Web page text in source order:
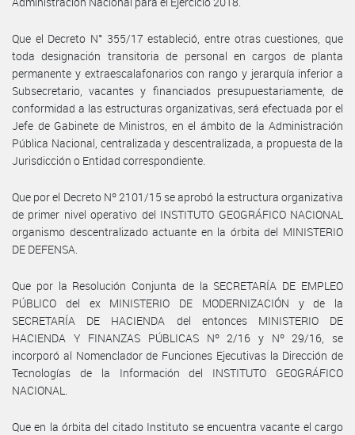
Que el Decreto N° 355/17 estableció, entre otras cuestiones, que
toda designación transitoria de personal en cargos de planta
permanente y extraescalafonarios con rango y jerarquía inferior a
Subsecretario, vacantes y financiados presupuestariamente, de
conformidad a las estructuras organizativas, será efectuada por el
Jefe de Gabinete de Ministros, en el ámbito de la Administración
Pública Nacional, centralizada y descentralizada, a propuesta de la
Jurisdicción o Entidad correspondiente.
Que por el Decreto Nº 2101/15 se aprobó la estructura organizativa
de primer nivel operativo del INSTITUTO GEOGRÁFICO NACIONAL
organismo descentralizado actuante en la órbita del MINISTERIO
DE DEFENSA.
Que por la Resolución Conjunta de la SECRETARÍA DE EMPLEO
PÚBLICO del ex MINISTERIO DE MODERNIZACIÓN y de la
SECRETARÍA DE HACIENDA del entonces MINISTERIO DE
HACIENDA Y FINANZAS PÚBLICAS Nº 2/16 y Nº 29/16, se
incorporó al Nomenclador de Funciones Ejecutivas la Dirección de
Tecnologías de la Información del INSTITUTO GEOGRÁFICO
NACIONAL.
Que en la órbita del citado Instituto se encuentra vacante el cargo